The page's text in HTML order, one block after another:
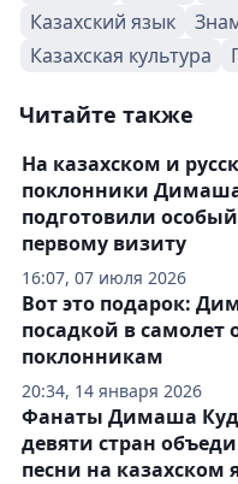
Казахский язык
Казахская культура
Читайте также
16:07, 07 июля 2026
На казахском и
поклонники
подготовили
первому визиту
20:34, 14 января 2026
Вот это подарок:
посадкой в самолет
поклонникам
Фанаты Димаша
девяти стран
песни на казахском